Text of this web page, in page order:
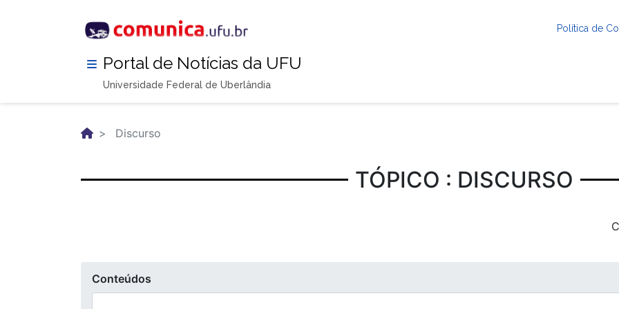
Política de
Portal de Notícias da UFU
Universidade Federal de Uberlândia
Discurso
TÓPICO : DISCURSO
Conteúdos